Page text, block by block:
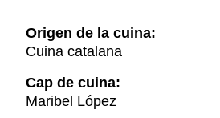
Origen de la cuina:
Cuina catalana
Cap de cuina:
Maribel López